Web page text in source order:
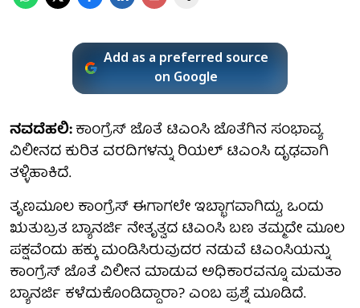
Add as a preferred source
on Google
ನವದೆಹಲಿ:ಕಾಂಗ್ರೆಸ್ ಜೊತೆ ಟಿಎಂಸಿ ಜೊತೆಗಿನ ಸಂಭಾವ್ಯ
ವಿಲೀನದ ಕುರಿತ ವರದಿಗಳನ್ನು ರಿಯಲ್ ಟಿಎಂಸಿ ದೃಢವಾಗಿ
ತಳ್ಳಿಹಾಕಿದೆ.
ತೃಣಮೂಲ ಕಾಂಗ್ರೆಸ್ ಈಗಾಗಲೇ ಇಬ್ಭಾಗವಾಗಿದ್ದು, ಒಂದು
ಋತುಬ್ರತ ಬ್ಯಾನರ್ಜಿ ನೇತೃತ್ವದ ಟಿಎಂಸಿ ಬಣ ತಮ್ಮದೇ ಮೂಲ
ಪಕ್ಷವೆಂದು ಹಕ್ಕು ಮಂಡಿಸಿರುವುದರ ನಡುವೆ ಟಿಎಂಸಿಯನ್ನು
ಕಾಂಗ್ರೆಸ್ ಜೊತೆ ವಿಲೀನ ಮಾಡುವ ಅಧಿಕಾರವನ್ನೂ ಮಮತಾ
ಬ್ಯಾನರ್ಜಿ ಕಳೆದುಕೊಂಡಿದ್ದಾರಾ? ಎಂಬ ಪ್ರಶ್ನೆ ಮೂಡಿದೆ.